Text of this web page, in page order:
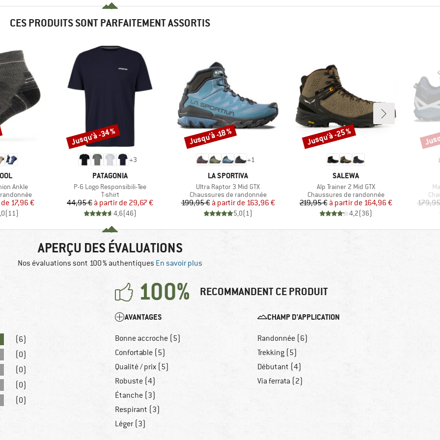
CES PRODUITS SONT PARFAITEMENT ASSORTIS
Ankle
réduit
17,96 €
( 11)
+3
MARQUE
PATAGONIA
Article
P-6 Logo Responsibili-Tee
Product group
T-shirt
Prix
44,95 € Prix réduit
à partir de 29,67 €
4,6(46)
Remise
Jusqu'à -34 %
+1
MARQUE
LA SPORTIVA
Article
Ultra Raptor 3 Mid GTX
Product group
Chaussures de randonnée
Prix
199,95 € Prix réduit
à partir de 163,96 €
5,0( 1)
Remise
Jusqu'à -18 %
MARQUE
SALEWA
Article
Alp Trainer 2 Mid GTX
Product group
Chaussures de randonnée
Prix
219,95 € Prix réduit
à partir de 164,96 €
4,2(36)
Remise
Jusqu'à -25 %
APERÇU DES ÉVALUATIONS
Nos évaluations sont 100 % authentiques En savoir plus
100% RECOMMANDENT CE PRODUIT
(6)
(0)
(0)
(0)
(0)
AVANTAGES
Bonne accroche (5)
Confortable (5)
Qualité / prix (5)
Robuste (4)
Étanche (3)
Respirant (3)
Léger (3)
CHAMP D'APPLICATION
Randonnée (6)
Trekking (5)
Débutant (4)
Via ferrata (2)